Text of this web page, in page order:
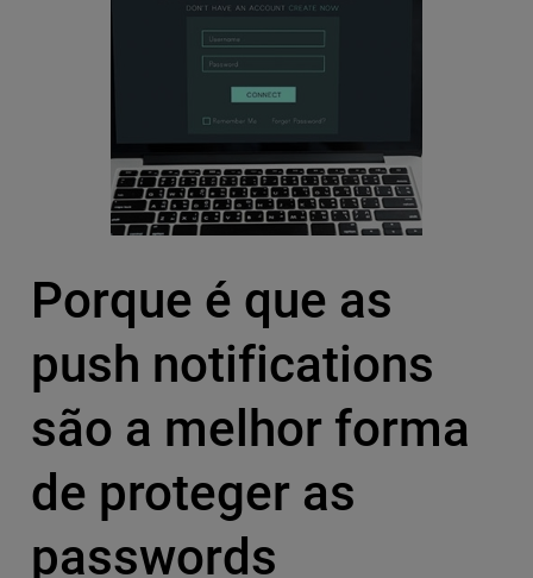
Porque é que as
push notifications
são a melhor forma
de proteger as
passwords